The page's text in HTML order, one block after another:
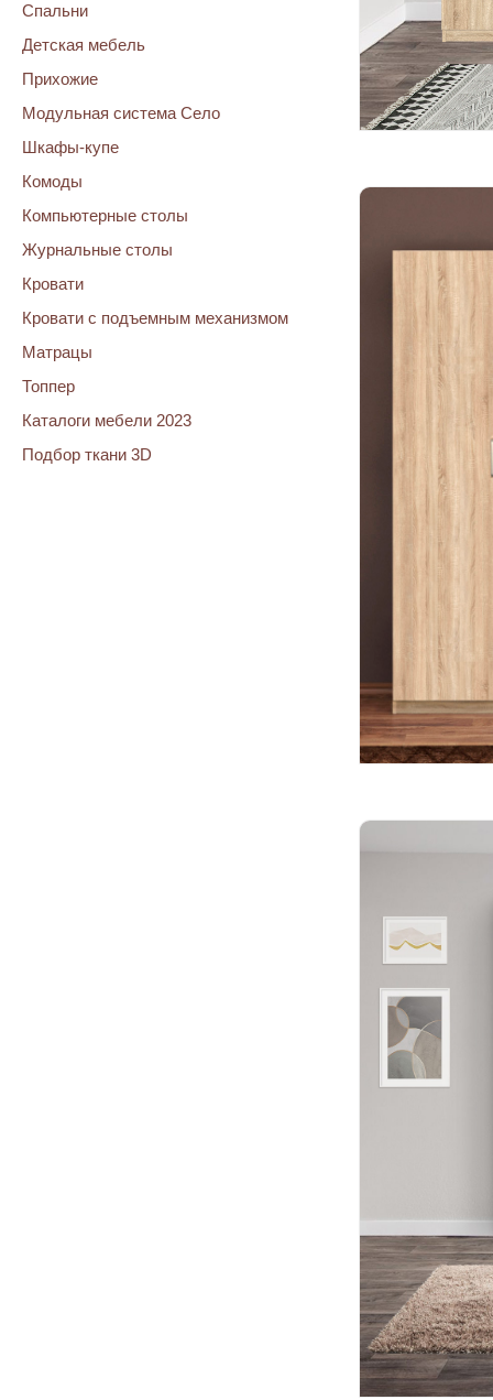
Спальни
Детская мебель
Прихожие
Модульная система Село
Шкафы-купе
Комоды
Компьютерные столы
Журнальные столы
Кровати
Кровати с подъемным механизмом
Матрацы
Топпер
Каталоги мебели 2023
Подбор ткани 3D